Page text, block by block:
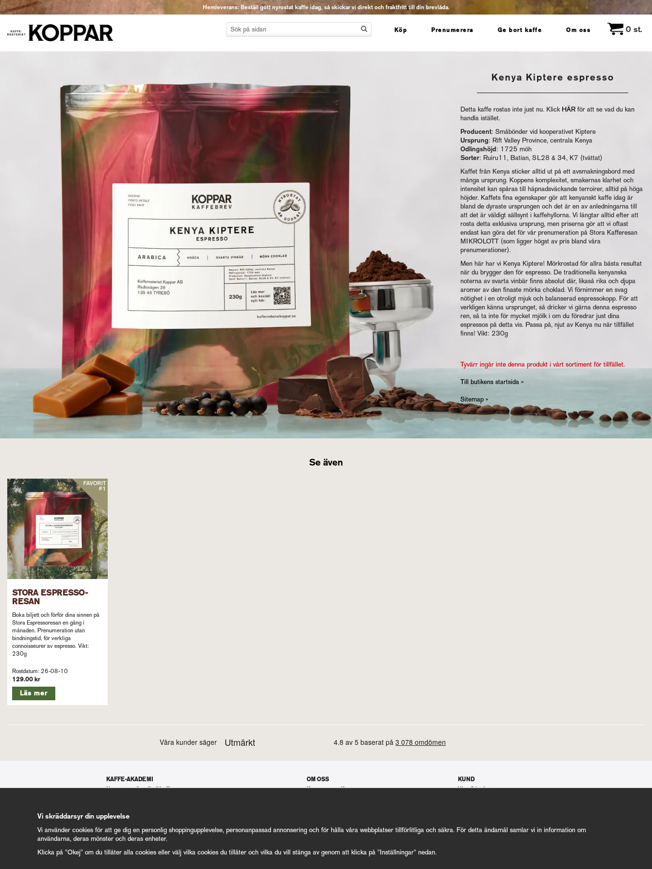
Hemleverans: Beställ gott nyrostat kaffe idag, så skickar vi direkt och fraktfritt till din brevlåda.
Köp Prenumerera Ge bort kaffe Om oss 0 st.
Kenya Kiptere espresso
Detta kaffe rostas inte just nu. Klick HÄR för att se vad du kan
handla istället.
Producent: Småbönder vid kooperativet Kiptere
Ursprung: Rift Valley Province, centrala Kenya
Odlingshöjd: 1725 möh
Sorter: Ruiru11, Batian, SL28 & 34, K7 (tvättat)
Kaffet från Kenya sticker alltid ut på ett avsmakningsbord med
många ursprung. Koppens komplexitet, smakernas klarhet och
intensitet kan spåras till häpnadsväckande terroirer, alltid på höga
höjder. Kaffets fina egenskaper gör att kenyanskt kaffe idag är
bland de dyraste ursprungen och det är en av anledningarna till
att det är väldigt sällsynt i kaffehyllorna. Vi längtar alltid efter att
rosta detta exklusiva ursprung, men priserna gör att vi oftast
endast kan göra det för vår prenumeration på Stora Kafferesan
MIKROLOTT (som ligger högst av pris bland våra
prenumerationer).
Men här har vi Kenya Kiptere! Mörkrostad för allra bästa resultat
när du brygger den för espresso. De traditionella kenyanska
noterna av svarta vinbär finns absolut där, likaså rika och djupa
aromer av den finaste mörka choklad. Vi förnimmer en svag
nötighet i en otroligt mjuk och balanserad espressokopp. För att
verkligen känna ursprunget, så dricker vi gärna denna espresso
ren, så ta inte för mycket mjölk i om du föredrar just dina
espressos på detta vis. Passa på, njut av Kenya nu när tillfället
finns! Vikt: 230g
Tyvärr ingår inte denna produkt i vårt sortiment för tillfället.
Till butikens startsida »
Sitemap »
Se även
STORA ESPRESSO-
RESAN
Boka biljett och förför dina sinnen på
Stora Espressoresan en gång i
månaden. Prenumeration utan
bindningstid, för verkliga
connoisseurer av espresso. Vikt:
230g
Rostdatum: 26-08-10
129.00 kr
Läs mer
KAFFE-AKADEMI
Nyrostat vs "vanligt" kaffe
Eldsjälarna – Koppars kaffebönder
Koffeinfritt kaffe
För dig med Siemens espressomaskin
Mer Kaffe-Akademi 50+ artiklar
OM OSS
Koppars manifest
Cookie Inställningar
KUND
Våra Gåvokort
nyrostat@kafferosterietkoppar.se
Vi skräddarsyr din upplevelse
Vi använder cookies för att ge dig en personlig shoppingupplevelse, personanpassad annonsering och för hålla våra webbplatser tillförlitliga och säkra. För detta ändamål samlar vi in information om
användarna, deras mönster och deras enheter.
Klicka på "Okej" om du tillåter alla cookies eller välj vilka cookies du tillåter och vilka du vill stänga av genom att klicka på "Inställningar" nedan.